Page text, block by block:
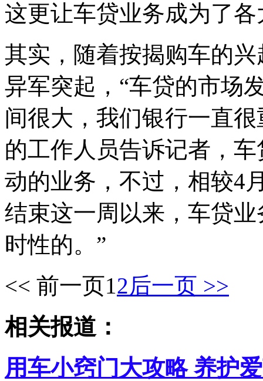
这更让车贷业务成为了
其实，随着按揭购车的
异军突起，“车贷的市场
间很大，我们银行一直
的工作人员告诉记者，
动的业务，不过，相较4
结束这一周以来，车贷
时性的。”
<< 前一页12后一页 >>
相关报道：
用车小窍门大攻略 养护